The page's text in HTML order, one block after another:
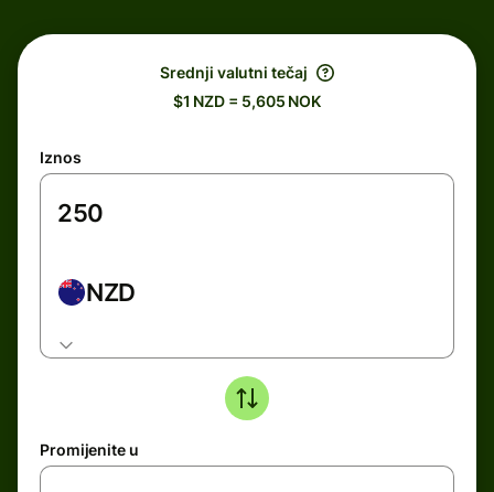
Srednji valutni tečaj
$1 NZD = 5,605 NOK
Iznos
NZD
Promijenite u